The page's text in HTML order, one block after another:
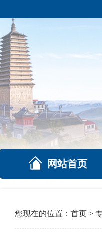
网站首页
您现在的位置： 首页 >